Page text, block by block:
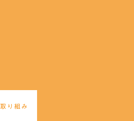
り組み